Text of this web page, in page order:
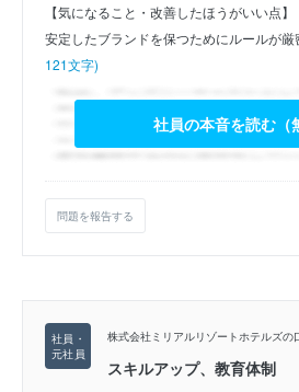
【気になること・改善したほうがいい点】
安定したブランドを保つためにルールが厳
121文字)
社員の本音を読む（
問題を報告する
株式会社ミリアルリゾートホテルズの
スキルアップ、教育体制